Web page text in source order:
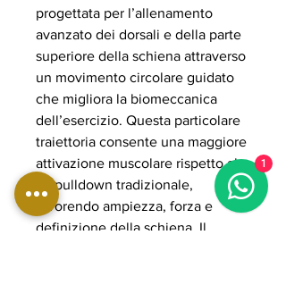
progettata per l’allenamento
avanzato dei dorsali e della parte
superiore della schiena attraverso
un movimento circolare guidato
che migliora la biomeccanica
dell’esercizio. Questa particolare
traiettoria consente una maggiore
attivazione muscolare rispetto al
lat pulldown tradizionale,
favorendo ampiezza, forza e
definizione della schiena. Il
1